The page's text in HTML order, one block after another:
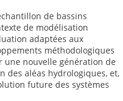
de bassins
de modélisation
adaptées aux
méthodologiques
nouvelle génération de
des aléas hydrologiques, et,
future des systèmes